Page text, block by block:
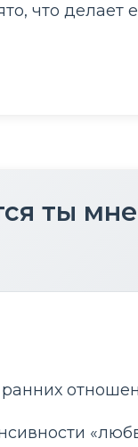
что делает
ты мне
ранних